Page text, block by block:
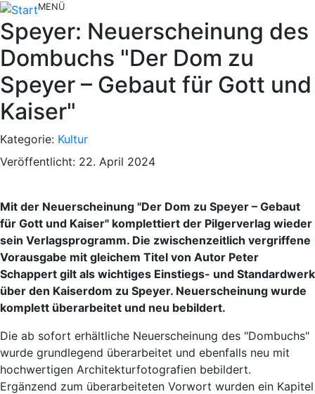
MENÜ
Speyer: Neuerscheinung des
Dombuchs "Der Dom zu
Speyer – Gebaut für Gott und
Kaiser"
Kategorie: Kultur
Veröffentlicht: 22. April 2024
Mit der Neuerscheinung "Der Dom zu Speyer – Gebaut
für Gott und Kaiser" komplettiert der Pilgerverlag wieder
sein Verlagsprogramm. Die zwischenzeitlich vergriffene
Vorausgabe mit gleichem Titel von Autor Peter
Schappert gilt als wichtiges Einstiegs- und Standardwerk
über den Kaiserdom zu Speyer. Neuerscheinung wurde
komplett überarbeitet und neu bebildert.
Die ab sofort erhältliche Neuerscheinung des "Dombuchs"
wurde grundlegend überarbeitet und ebenfalls neu mit
hochwertigen Architekturfotografien bebildert.
Ergänzend zum überarbeiteten Vorwort wurden ein Kapitel